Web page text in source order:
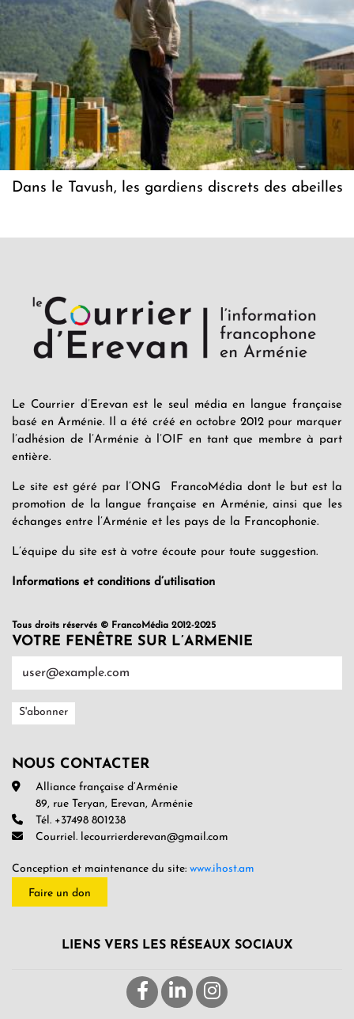
Dans le Tavush, les gardiens discrets des abeilles
Le Courrier d’Erevan est le seul média en langue française
basé en Arménie. Il a été créé en octobre 2012 pour marquer
l’adhésion de l’Arménie à l’OIF en tant que membre à part
entière.
Le site est géré par l’ONG FrancoMédia dont le but est la
promotion de la langue française en Arménie, ainsi que les
échanges entre l’Arménie et les pays de la Francophonie.
L’équipe du site est à votre écoute pour toute suggestion.
Informations et conditions d’utilisation
Tous droits réservés © FrancoMédia 2012-2025
VOTRE FENÊTRE SUR L’ARMENIE
NOUS CONTACTER
Alliance française d’Arménie
89, rue Teryan, Erevan, Arménie
Tél. +37498 801238
Courriel. lecourrierderevan@gmail.com
Conception et maintenance du site: www.ihost.am
Faire un don
LIENS VERS LES RÉSEAUX SOCIAUX